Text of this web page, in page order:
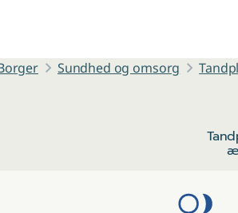
Sundhed og omsorg